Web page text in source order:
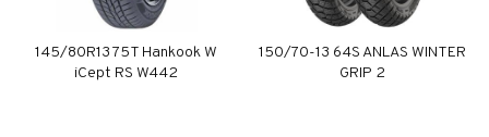
145/80R13 75T Hankook W
iCept RS W442
150/70-13 64S ANLAS WINTER
GRIP 2